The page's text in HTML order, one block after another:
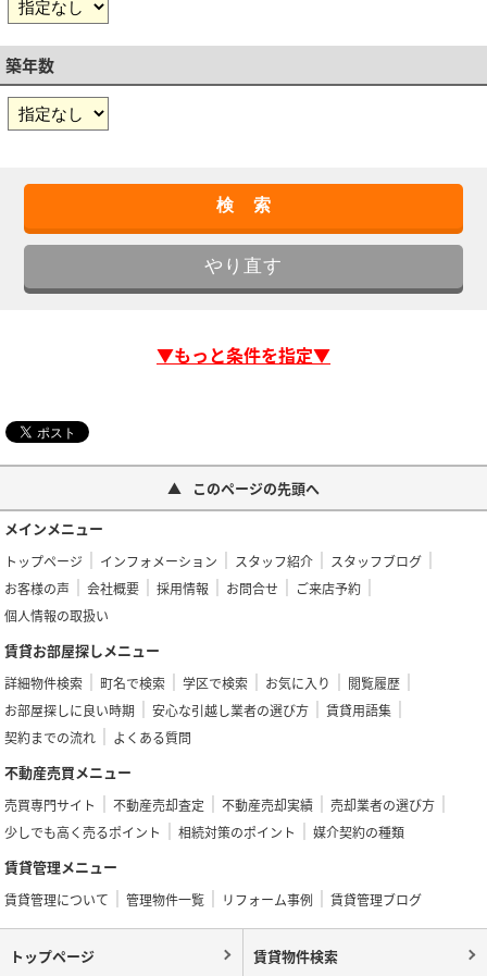
築年数
▼もっと条件を指定▼
このページの先頭へ
メインメニュー
トップページ インフォメーション スタッフ紹介
スタッフブログ
お客様の声
会社概要 採用情報 お問合せ
ご来店予約
個人情報の取扱い
賃貸お部屋探しメニュー
詳細物件検索 町名で検索 学区で検索 お気に入り
閲覧履歴
お部屋探しに良い時期
安心な引越し業者の選び方
賃貸用語集
契約までの流れ
よくある質問
不動産売買メニュー
売買専門サイト 不動産売却査定 不動産売却実績
売却業者の選び方
少しでも高く売るポイント
相続対策のポイント 媒介契約の種類
賃貸管理メニュー
賃貸管理について 管理物件一覧 リフォーム事例 賃貸管理ブログ
トップページ 賃貸物件検索